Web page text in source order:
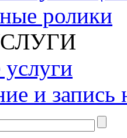
ролики
и запись